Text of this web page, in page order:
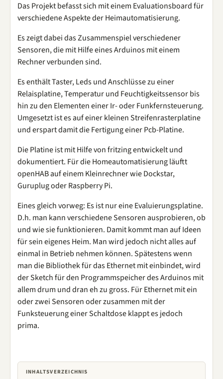
Das Projekt befasst sich mit einem Evaluationsboard für
verschiedene Aspekte der Heimautomatisierung.
Es zeigt dabei das Zusammenspiel verschiedener
Sensoren, die mit Hilfe eines Arduinos mit einem
Rechner verbunden sind.
Es enthält Taster, Leds und Anschlüsse zu einer
Relaisplatine, Temperatur und Feuchtigkeitssensor bis
hin zu den Elementen einer Ir- oder Funkfernsteuerung.
Umgesetzt ist es auf einer kleinen Streifenrasterplatine
und erspart damit die Fertigung einer Pcb-Platine.
Die Platine ist mit Hilfe von fritzing entwickelt und
dokumentiert. Für die Homeautomatisierung läuftt
openHAB auf einem Kleinrechner wie Dockstar,
Guruplug oder Raspberry Pi.
Eines gleich vorweg: Es ist nur eine Evaluierungsplatine.
D.h. man kann verschiedene Sensoren ausprobieren, ob
und wie sie funktionieren. Damit kommt man auf Ideen
für sein eigenes Heim. Man wird jedoch nicht alles auf
einmal in Betrieb nehmen können. Spätestens wenn
man die Bibliothek für das Ethernet mit einbindet, wird
der Sketch für den Programmspeicher des Arduinos mit
allem drum und dran eh zu gross. Für Ethernet mit ein
oder zwei Sensoren oder zusammen mit der
Funksteuerung einer Schaltdose klappt es jedoch
prima.
INHALTSVERZEICHNIS